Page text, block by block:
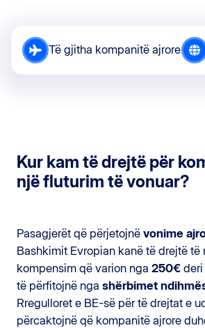
Të gjitha kompanitë ajrore
Kur kam të drejtë për
një fluturim të vonuar?
Pasagjerët që përjetojnë vonime
Bashkimit Evropian kanë të drejtë të
kompensim që varion nga 250€ deri
të përfitojnë nga shërbimet
Rregulloret e BE-së për të drejtat e
përcaktojnë që kompanitë ajrore